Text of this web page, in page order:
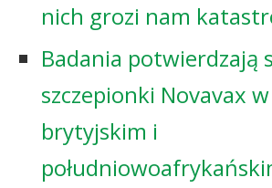
nich grozi nam
Badania potwierdzają
szczepionki Novavax
brytyjskim i